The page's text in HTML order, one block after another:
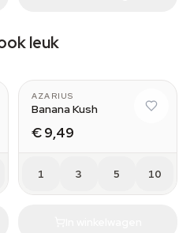
leuk
AZARIUS
Banana Kush
€ 9,49
1 3 5 10